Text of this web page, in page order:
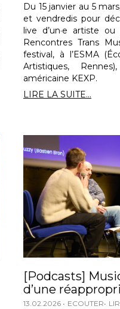
Du 15 janvier au 5
et vendredis pour
live d’un·e artiste
Rencontres Trans
festival, à l’ESMA
Artistiques,
américaine KEXP.
LIRE LA SUITE...
[Podcasts]
d’une
13.02.2026 ECOUTER